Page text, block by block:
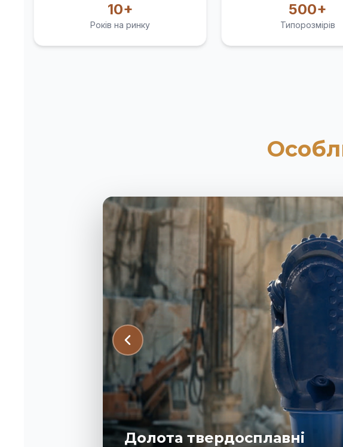
10+
Років на ринку
500+
Типорозмірів
Долота твердосплавні